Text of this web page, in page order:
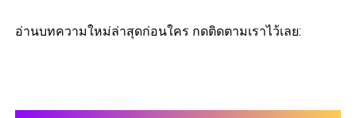
อ่านบทความใหม่ล่าสุดก่อนใคร กดติดตามเราไว้เลย: